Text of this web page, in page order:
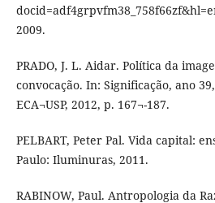
2009.
PRADO, J. L. Aidar. Política da
convocação. In: Significação, ano
ECA¬USP, 2012, p. 167¬-187.
PELBART, Peter Pal. Vida capital:
Paulo: Iluminuras, 2011.
RABINOW, Paul. Antropologia da